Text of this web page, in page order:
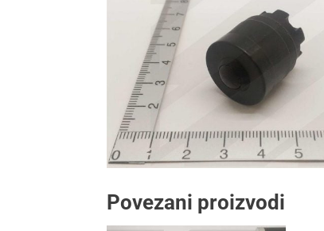
Povezani proizvodi